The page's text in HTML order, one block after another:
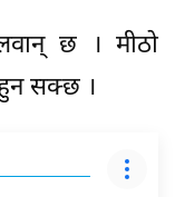
छ । मीठो
हुन सक्छ ।